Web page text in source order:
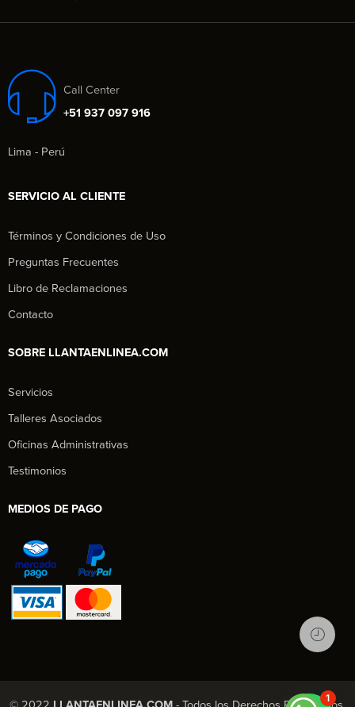
Call Center
+51 937 097 916
Lima - Perú
SERVICIO AL CLIENTE
Términos y Condiciones de Uso
Preguntas Frecuentes
Libro de Reclamaciones
Contacto
SOBRE LLANTAENLINEA.COM
Servicios
Talleres Asociados
Oficinas Administrativas
Testimonios
MEDIOS DE PAGO
1